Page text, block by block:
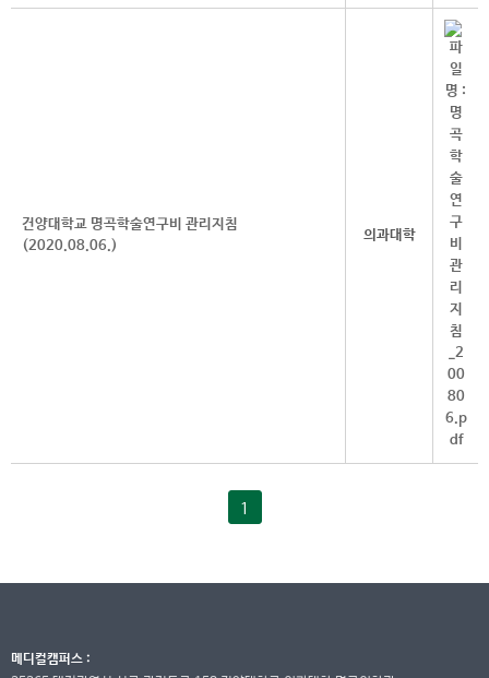
건양대학교 명곡학술연구비 관리지침
(2020.08.06.)
의과대학
1
메디컬캠퍼스 :